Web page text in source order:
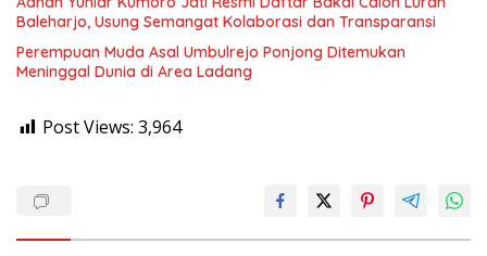
Baleharjo, Usung Semangat Kolaborasi dan Transparansi
Perempuan Muda Asal Umbulrejo Ponjong Ditemukan
Meninggal Dunia di Area Ladang
Post Views: 3,964